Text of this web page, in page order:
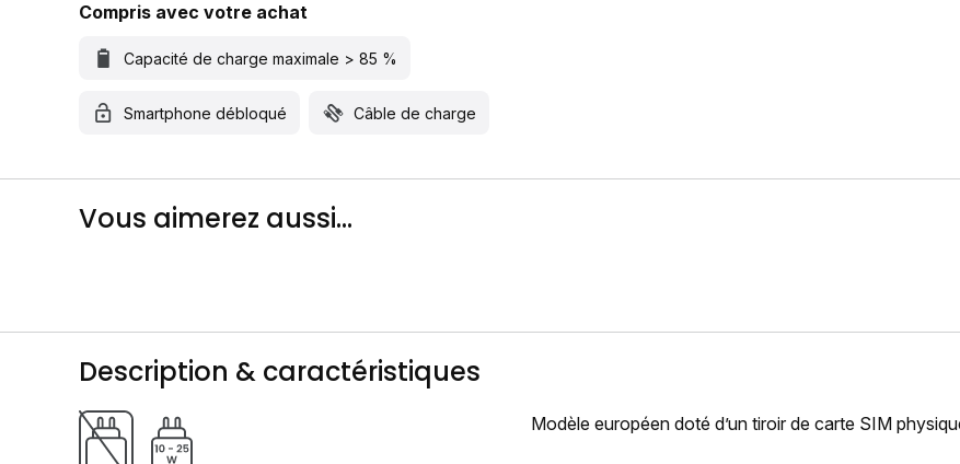
Compris avec votre achat
Capacité de charge maximale > 85 %
Smartphone débloqué Câble de charge
Vous aimerez aussi...
Description & caractéristiques
Modèle européen doté d’un tiroir de carte SIM